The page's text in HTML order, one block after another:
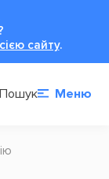
сайту.
Пошук Меню